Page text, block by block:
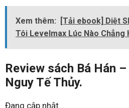
Xem thêm:
[Tải ebook] Diệt
Tôi Levelmax Lúc Nào Chẳng
Review sách Bá Hán
Nguy Tế Thủy.
Đang cập nhật…